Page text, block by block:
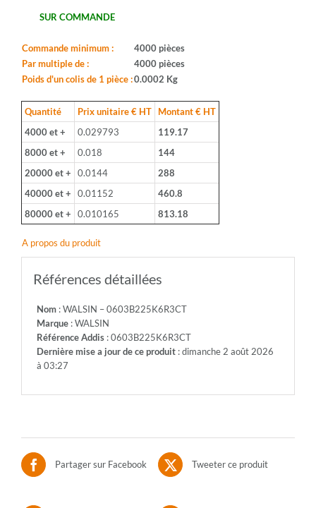
SUR COMMANDE
Commande minimum :
4000 pièces
Par multiple de :
4000 pièces
Poids d'un colis de 1 pièce :0.0002 Kg
Quantité Prix unitaire € HT
Montant € HT
4000 et +
0.029793
119.17
8000 et +
0.018
144
20000 et +
0.0144
288
40000 et +
0.01152
460.8
80000 et +
0.010165 813.18
A propos du produit
Références détaillées
Nom: WALSIN – 0603B225K6R3CT
Marque: WALSIN
Référence Addis: 0603B225K6R3CT
Dernière mise a jour de ce produit: dimanche 2 août 2026
à 03:27
Partager sur Facebook Tweeter ce produit